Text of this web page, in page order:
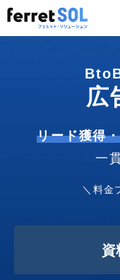
広
リード獲得
一
＼料金
資